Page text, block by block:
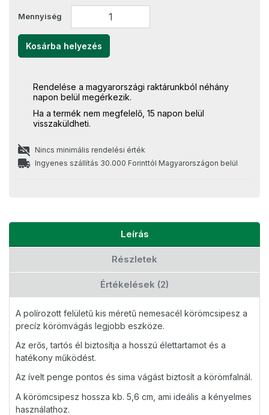
Mennyiség
Kosárba helyezés
Rendelése a magyarországi raktárunkból néhány
napon belül megérkezik.
Ha a termék nem megfelelő, 15 napon belül
visszaküldheti.
Nincs minimális rendelési érték
Ingyenes szállítás 30.000 Forinttól Magyarországon belül
Leírás
Részletek
Értékelések (2)
A polírozott felületű kis méretű nemesacél körömcsipesz a
precíz körömvágás legjobb eszköze.
Az erős, tartós él biztosítja a hosszú élettartamot és a
hatékony működést.
Az ívelt penge pontos és sima vágást biztosít a körömfalnál.
A körömcsipesz hossza kb. 5,6 cm, ami ideális a kényelmes
használathoz.